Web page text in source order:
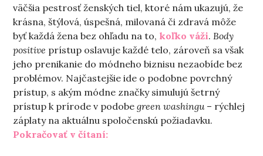
väčšia pestrosť ženských tiel, ktoré nám ukazujú, že
krásna, štýlová, úspešná, milovaná či zdravá môže
byť každá žena bez ohľadu na to, koľko váži. Body
positive prístup oslavuje každé telo, zároveň sa však
jeho prenikanie do módneho biznisu nezaobíde bez
problémov. Najčastejšie ide o podobne povrchný
prístup, s akým módne značky simulujú šetrný
prístup k prírode v podobegreen washingu– rýchlej
záplaty na aktuálnu spoločenskú požiadavku.
Pokračovať v čítaní:„Oblečenie vytvorené s láskou.